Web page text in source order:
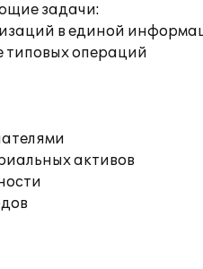
задачи:
в единой
типовых операций
активов